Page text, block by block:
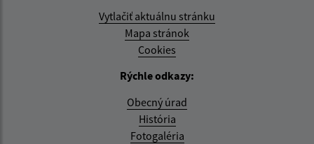
Vytlačiť aktuálnu stránku
Mapa stránok
Cookies
Rýchle odkazy:
Obecný úrad
História
Fotogaléria